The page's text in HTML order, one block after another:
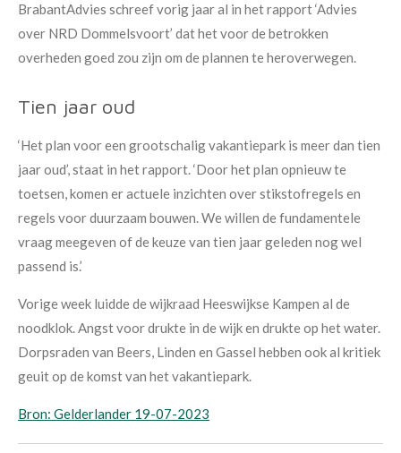
BrabantAdvies schreef vorig jaar al in het rapport ‘Advies
over NRD Dommelsvoort’ dat het voor de betrokken
overheden goed zou zijn om de plannen te heroverwegen.
Tien jaar oud
‘Het plan voor een grootschalig vakantiepark is meer dan tien
jaar oud’, staat in het rapport. ‘Door het plan opnieuw te
toetsen, komen er actuele inzichten over stikstofregels en
regels voor duurzaam bouwen. We willen de fundamentele
vraag meegeven of de keuze van tien jaar geleden nog wel
passend is.’
Vorige week luidde de wijkraad Heeswijkse Kampen al de
noodklok. Angst voor drukte in de wijk en drukte op het water.
Dorpsraden van Beers, Linden en Gassel hebben ook al kritiek
geuit op de komst van het vakantiepark.
Bron: Gelderlander 19-07-2023